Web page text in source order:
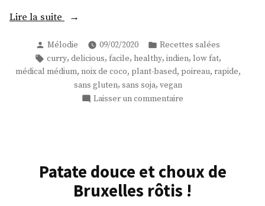
Lire la suite
« Un
poireau-
noix
coco
Publié
par
Mélodie 09/02/2020
Publié
dans
Recettes salées
Étiquettes :
curry, delicious, facile, healthy, indien, low fat,
médical médium, noix de coco, plant-based, poireau, rapide,
sans gluten, sans soja, vegan
Laisser un commentaire
coco
Patate douce et choux de
Bruxelles rôtis !